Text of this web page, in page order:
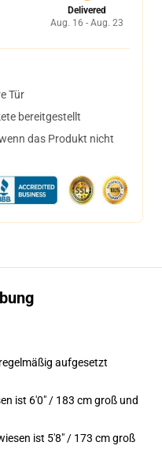
Delivered
Aug. 16 - Aug. 23
Tür
bereitgestellt
das Produkt nicht
aufgesetzt
ist 6'0" / 183 cm groß und
ist 5'8" / 173 cm groß